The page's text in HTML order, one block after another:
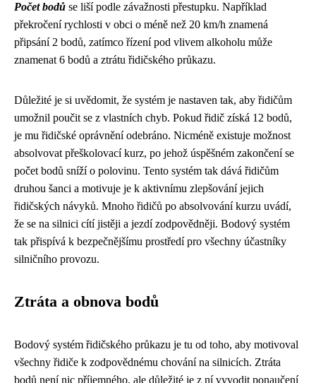
Počet bodů se liší podle závažnosti přestupku. Například
překročení rychlosti v obci o méně než 20 km/h znamená
připsání 2 bodů, zatímco řízení pod vlivem alkoholu může
znamenat 6 bodů a ztrátu řidičského průkazu.
Důležité je si uvědomit, že systém je nastaven tak, aby řidičům
umožnil poučit se z vlastních chyb. Pokud řidič získá 12 bodů,
je mu řidičské oprávnění odebráno. Nicméně existuje možnost
absolvovat přeškolovací kurz, po jehož úspěšném zakončení se
počet bodů sníží o polovinu. Tento systém tak dává řidičům
druhou šanci a motivuje je k aktivnímu zlepšování jejich
řidičských návyků. Mnoho řidičů po absolvování kurzu uvádí,
že se na silnici cítí jistěji a jezdí zodpovědněji. Bodový systém
tak přispívá k bezpečnějšímu prostředí pro všechny účastníky
silničního provozu.
Ztráta a obnova bodů
Bodový systém řidičského průkazu je tu od toho, aby motivoval
všechny řidiče k zodpovědnému chování na silnicích. Ztráta
bodů není nic příjemného, ale důležité je z ní vyvodit ponaučení